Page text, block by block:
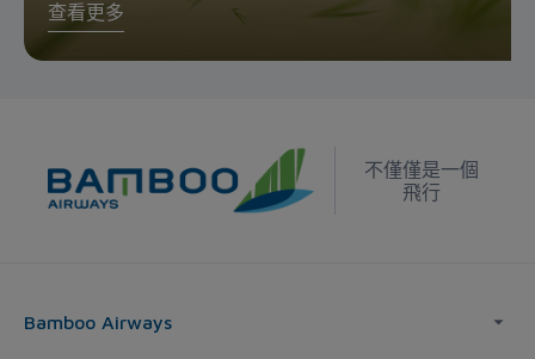
查看更多
不僅僅是一個
飛行
Bamboo Airways